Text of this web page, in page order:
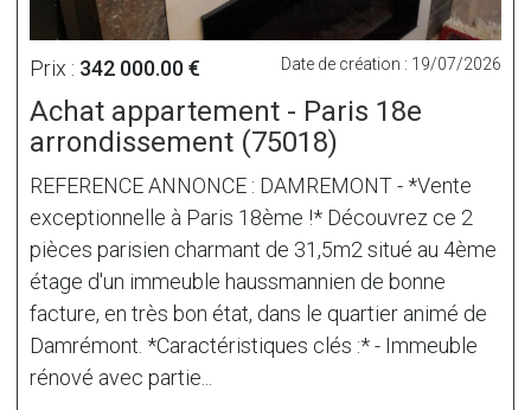
Prix : 342 000.00 € Date de création : 19/07/2026
Achat appartement - Paris 18e
arrondissement (75018)
REFERENCE ANNONCE : DAMREMONT - *Vente
exceptionnelle à Paris 18ème !* Découvrez ce 2
pièces parisien charmant de 31,5m2 situé au 4ème
étage d'un immeuble haussmannien de bonne
facture, en très bon état, dans le quartier animé de
Damrémont. *Caractéristiques clés :* - Immeuble
rénové avec partie...